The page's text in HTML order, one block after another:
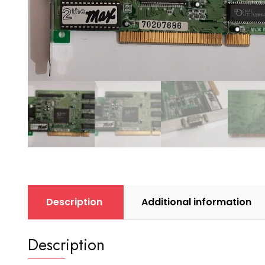
Description Additional information
Description